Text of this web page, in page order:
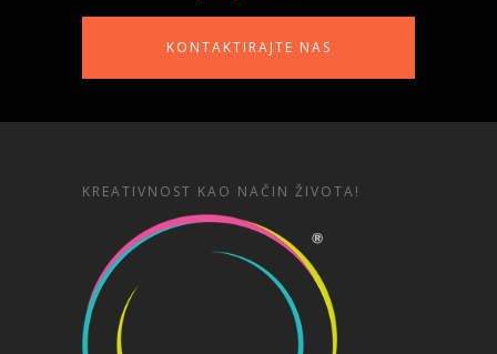
KONTAKTIRAJTE NAS
KREATIVNOST KAO NAČIN ŽIVOTA!